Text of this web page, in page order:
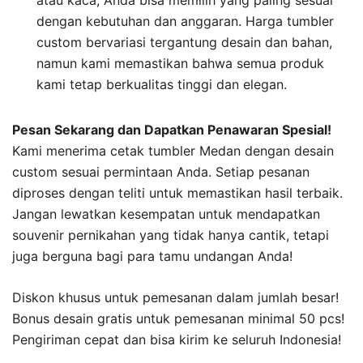
dengan kebutuhan dan anggaran. Harga tumbler
custom bervariasi tergantung desain dan bahan,
namun kami memastikan bahwa semua produk
kami tetap berkualitas tinggi dan elegan.
Pesan Sekarang dan Dapatkan Penawaran Spesial!
Kami menerima cetak tumbler Medan dengan desain
custom sesuai permintaan Anda. Setiap pesanan
diproses dengan teliti untuk memastikan hasil terbaik.
Jangan lewatkan kesempatan untuk mendapatkan
souvenir pernikahan yang tidak hanya cantik, tetapi
juga berguna bagi para tamu undangan Anda!
Diskon khusus untuk pemesanan dalam jumlah besar!
Bonus desain gratis untuk pemesanan minimal 50 pcs!
Pengiriman cepat dan bisa kirim ke seluruh Indonesia!